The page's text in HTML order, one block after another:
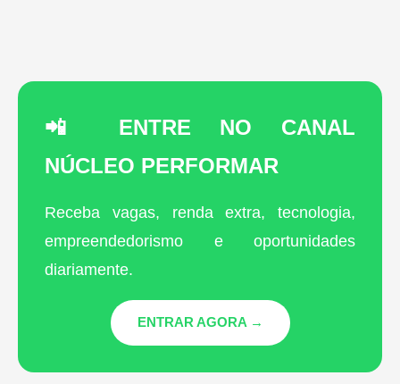
📲 ENTRE NO CANAL
NÚCLEO PERFORMAR
Receba vagas, renda extra, tecnologia,
empreendedorismo e oportunidades
diariamente.
ENTRAR AGORA →